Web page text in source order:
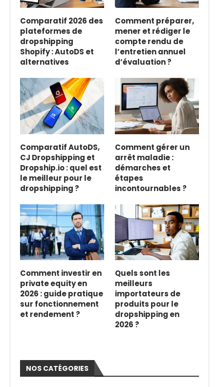
Comparatif 2026 des
plateformes de
dropshipping
Shopify : AutoDS et
alternatives
Comment préparer,
mener et rédiger le
compte rendu de
l’entretien annuel
d’évaluation ?
Comparatif AutoDS,
CJ Dropshipping et
Dropship.io : quel est
le meilleur pour le
dropshipping ?
Comment gérer un
arrêt maladie :
démarches et
étapes
incontournables ?
Comment investir en
private equity en
2026 : guide pratique
sur fonctionnement
et rendement ?
Quels sont les
meilleurs
importateurs de
produits pour le
dropshipping en
2026 ?
NOS CATÉGORIES